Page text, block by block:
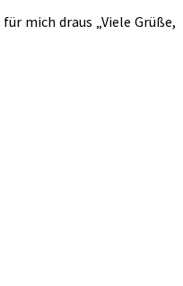
für mich draus „Viele Grüße,